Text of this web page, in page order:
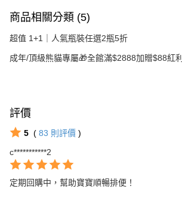
商品相關分類 (5)
超值 1+1｜人氣瓶裝任選2瓶5折
成年/頂級熊貓專屬🎁全館滿$2888加贈$88紅利
評價
5 ( 83 則評價 )
c***********2
定期回購中，幫助寶寶順暢排便！